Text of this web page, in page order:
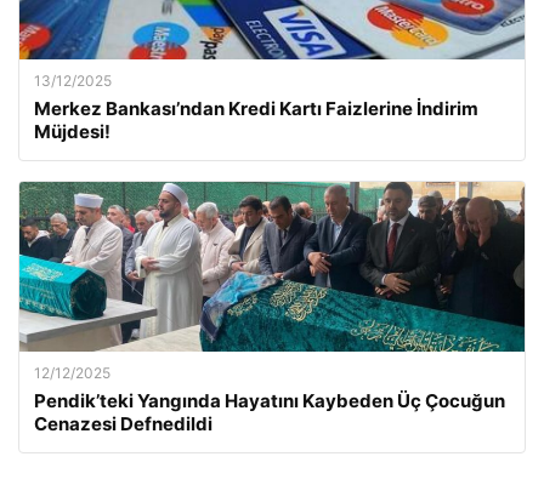
13/12/2025
Merkez Bankası’ndan Kredi Kartı Faizlerine İndirim
Müjdesi!
12/12/2025
Pendik’teki Yangında Hayatını Kaybeden Üç Çocuğun
Cenazesi Defnedildi